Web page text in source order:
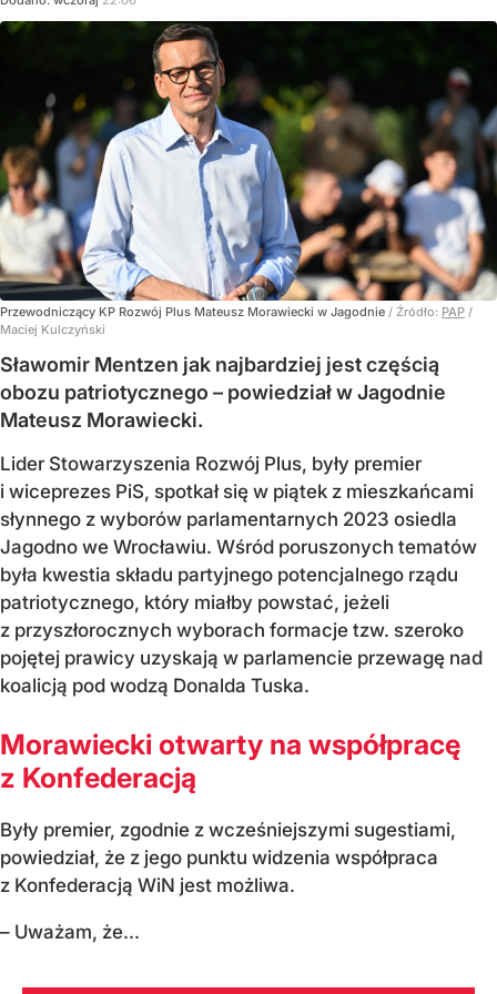
Przewodniczący KP Rozwój Plus Mateusz Morawiecki w Jagodnie / Źródło: PAP /
Maciej Kulczyński
Sławomir Mentzen jak najbardziej jest częścią
obozu patriotycznego – powiedział w Jagodnie
Mateusz Morawiecki.
Lider Stowarzyszenia Rozwój Plus, były premier
i wiceprezes PiS, spotkał się w piątek z mieszkańcami
słynnego z wyborów parlamentarnych 2023 osiedla
Jagodno we Wrocławiu. Wśród poruszonych tematów
była kwestia składu partyjnego potencjalnego rządu
patriotycznego, który miałby powstać, jeżeli
z przyszłorocznych wyborach formacje tzw. szeroko
pojętej prawicy uzyskają w parlamencie przewagę nad
koalicją pod wodzą Donalda Tuska.
Morawiecki otwarty na współpracę
z Konfederacją
Były premier, zgodnie z wcześniejszymi sugestiami,
powiedział, że z jego punktu widzenia współpraca
z Konfederacją WiN jest możliwa.
– Uważam, że...